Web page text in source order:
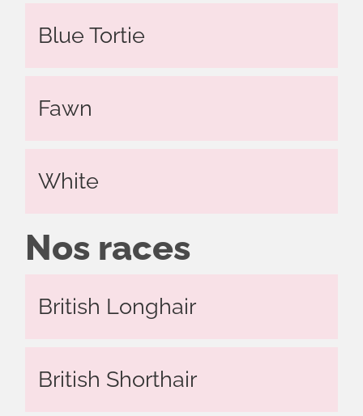
Blue Tortie
Fawn
White
Nos races
British Longhair
British Shorthair